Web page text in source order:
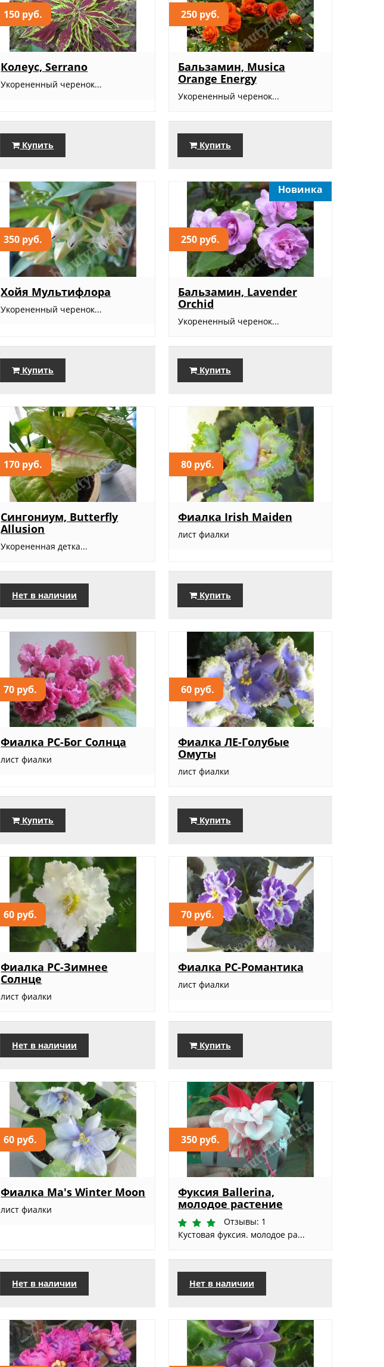
150 руб.
Колеус, Serrano
Укорененный черенок...
Купить
250 руб.
Бальзамин, Musica
Orange Energy
Укорененный черенок...
Купить
350 руб.
Хойя Мультифлора
Укорененный черенок...
Купить
250 руб.
Новинка
Бальзамин, Lavender
Orchid
Укорененный черенок...
Купить
170 руб.
Сингониум, Butterfly
Allusion
Укорененная детка...
Нет в наличии
80 руб.
Фиалка Irish Maiden
лист фиалки
Купить
70 руб.
Фиалка РС-Бог Солнца
лист фиалки
Купить
60 руб.
Фиалка ЛЕ-Голубые
Омуты
лист фиалки
Купить
60 руб.
Фиалка РС-Зимнее
Солнце
лист фиалки
Нет в наличии
70 руб.
Фиалка РС-Романтика
лист фиалки
Купить
60 руб.
Фиалка Ma's Winter Moon
лист фиалки
Нет в наличии
350 руб.
Фуксия Ballerina,
молодое растение
Отзывы: 1
Кустовая фуксия. молодое ра...
Нет в наличии